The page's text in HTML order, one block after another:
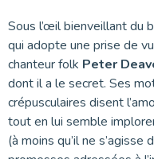
Sous l’œil bienveillant du
qui adopte une prise de
chanteur folk Peter
dont il a le secret. Ses
crépusculaires disent
tout en lui semble
(à moins qu’il ne s’agisse